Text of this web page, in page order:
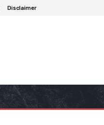
Disclaimer